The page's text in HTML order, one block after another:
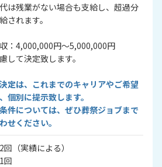
は残業がない場合も支給し、超過分
されます。
：4,000,000円～5,000,000円
して決定致します。
定は、これまでのキャリアやご希望
個別に提示致します。
件については、ぜひ葬祭ジョブまで
せください。
（実績による）
回